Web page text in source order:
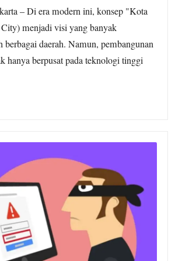
– Di era modern ini, konsep "Kota
menjadi visi yang banyak
berbagai daerah. Namun, pembangunan
hanya berpusat pada teknologi tinggi